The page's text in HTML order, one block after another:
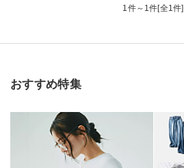
1件～1件[全1件]
おすすめ特集